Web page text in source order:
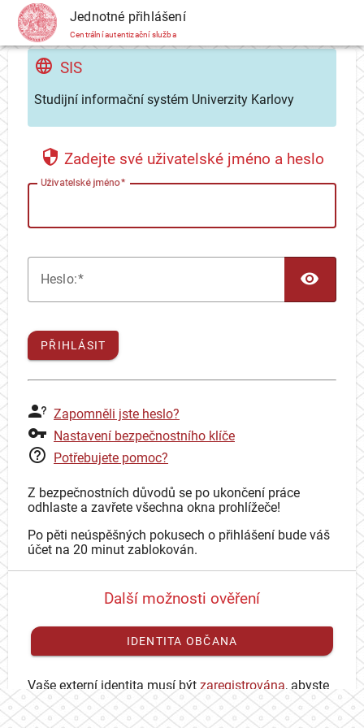
CAS Jednotné přihlášení
Centrální autentizační služba
SIS
Studijní informační systém Univerzity Karlovy
Zadejte své uživatelské jméno a heslo
Uživatelské jméno
Heslo:
PŘIHLÁSIT
Zapomněli jste heslo?
Nastavení bezpečnostního klíče
Potřebujete pomoc?
Z bezpečnostních důvodů se po ukončení práce
odhlaste a zavřete všechna okna prohlížeče!
Po pěti neúspěšných pokusech o přihlášení bude váš
účet na 20 minut zablokován.
Další možnosti ověření
IDENTITA OBČANA
Vaše externí identita musí být zaregistrována, abyste
se mohli přihlásit ke svému CAS účtu.